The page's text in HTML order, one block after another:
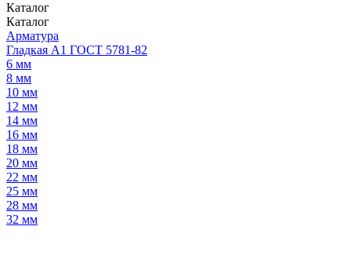
Каталог
Каталог
Арматура
Гладкая А1 ГОСТ 5781-82
6 мм
8 мм
10 мм
12 мм
14 мм
16 мм
18 мм
20 мм
22 мм
25 мм
28 мм
32 мм